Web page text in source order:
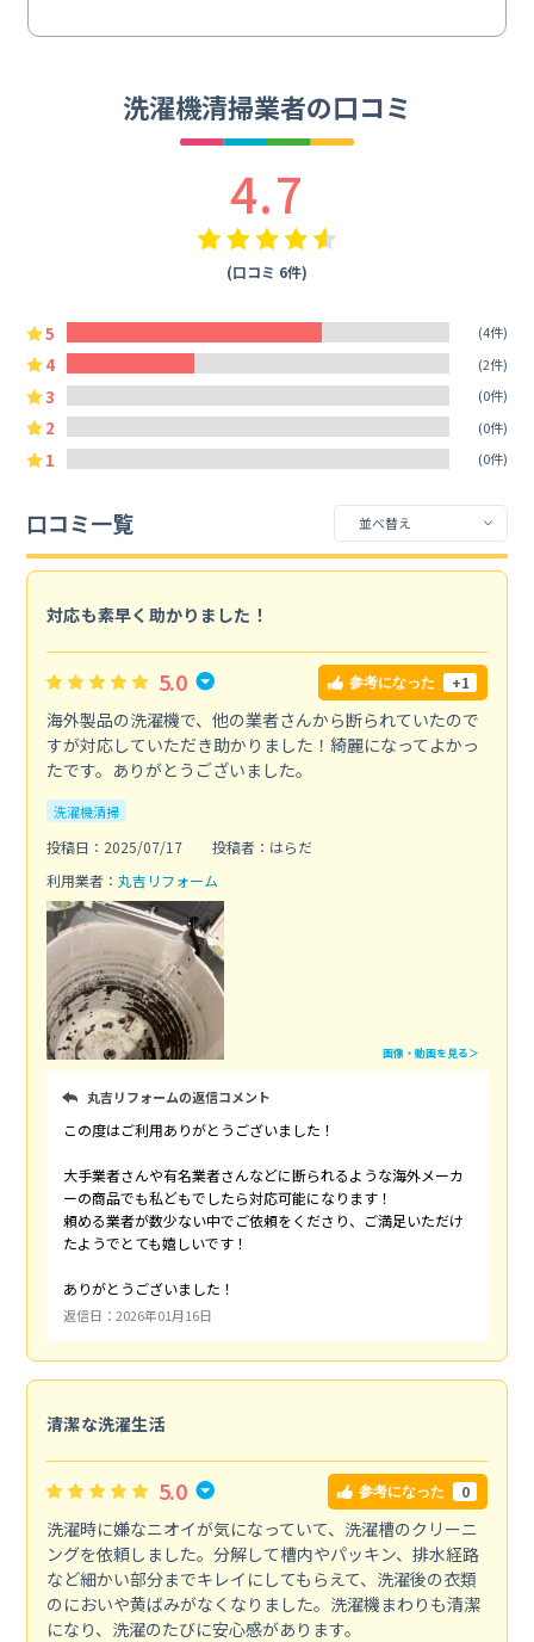
洗濯機清掃業者の口コミ
4.7
(口コミ 6件)
5 (4件)
4 (2件)
3 (0件)
2 (0件)
1 (0件)
口コミ一覧
対応も素早く助かりました！
5.0 参考になった +1
海外製品の洗濯機で、他の業者さんから断られていたので
すが対応していただき助かりました！綺麗になってよかっ
たです。ありがとうございました。
洗濯機清掃
投稿日：2025/07/17
投稿者：はらだ
利用業者： 丸吉リフォーム
画像・動画を見る＞
丸吉リフォームの返信コメント
この度はご利用ありがとうございました！
大手業者さんや有名業者さんなどに断られるような海外メーカ
ーの商品でも私どもでしたら対応可能になります！
頼める業者が数少ない中でご依頼をくださり、ご満足いただけ
たようでとても嬉しいです！
ありがとうございました！
返信日：2026年01月16日
清潔な洗濯生活
5.0 参考になった 0
洗濯時に嫌なニオイが気になっていて、洗濯槽のクリーニ
ングを依頼しました。分解して槽内やパッキン、排水経路
など細かい部分までキレイにしてもらえて、洗濯後の衣類
のにおいや黄ばみがなくなりました。洗濯機まわりも清潔
になり、洗濯のたびに安心感があります。